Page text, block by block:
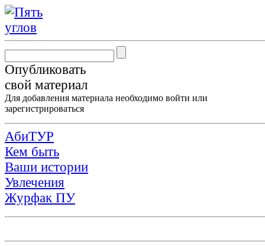
Опубликовать
свой материал
Для добавления материала необходимо войти или
зарегистрироваться
АбиТУР
Кем быть
Ваши истории
Увлечения
Журфак ПУ